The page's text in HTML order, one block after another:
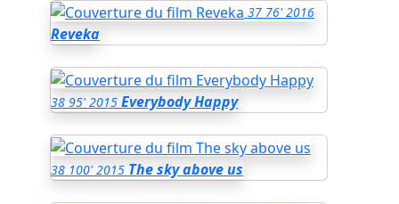
37 76' 2016
Reveka
38 95' 2015 Everybody Happy
38 100' 2015 The sky above us